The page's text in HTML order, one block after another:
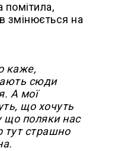
помітила,
змінюється на
каже,
сюди
А мої
що хочуть
що поляки нас
тут страшно